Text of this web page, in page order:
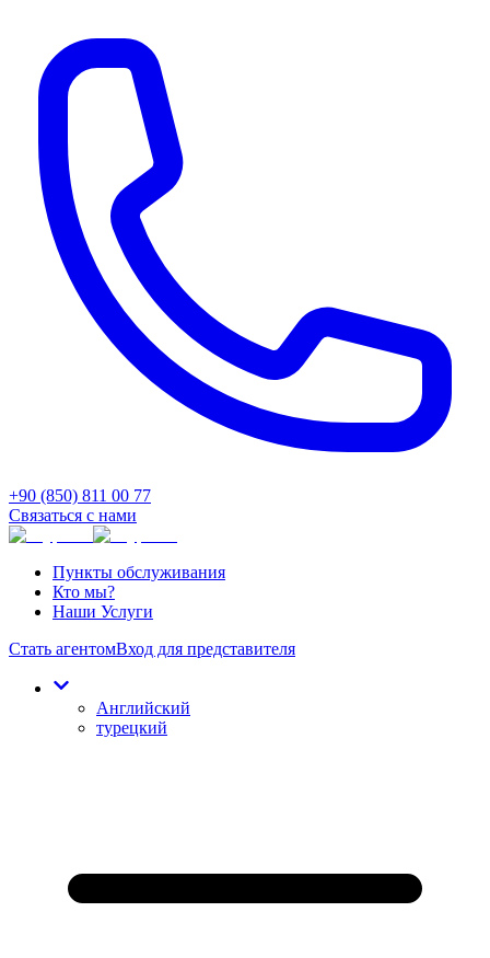
+90 (850) 811 00 77
Связаться с нами
Пункты обслуживания
Кто мы?
Наши Услуги
Стать агентомВход для представителя
Английский
турецкий